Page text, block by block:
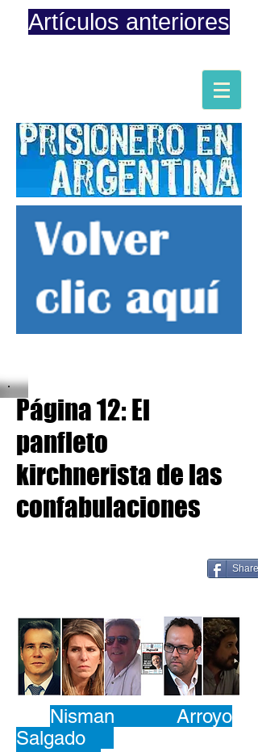
Artículos anteriores
Página 12: El
panfleto
kirchnerista de las
confabulaciones
Share
Nisman Arroyo
Salgado